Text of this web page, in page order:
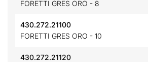
FORETTI GRES ORO - 8
430.272.21100
FORETTI GRES ORO - 10
430.272.21120